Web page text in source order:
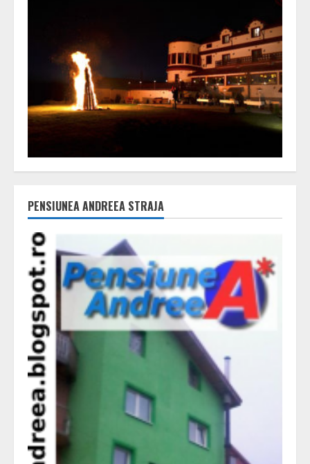
PENSIUNEA ANDREEA STRAJA